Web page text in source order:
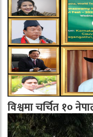
विश्वमा चर्चित १०